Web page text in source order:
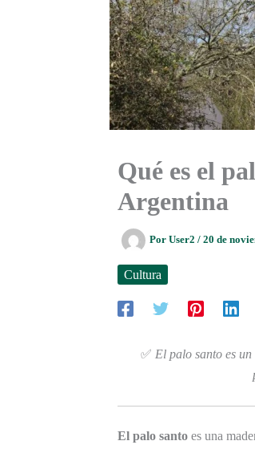
Qué es el
Argentina
Por User2 / 20 de
Cultura
✅ El palo santo es
El palo santo es una